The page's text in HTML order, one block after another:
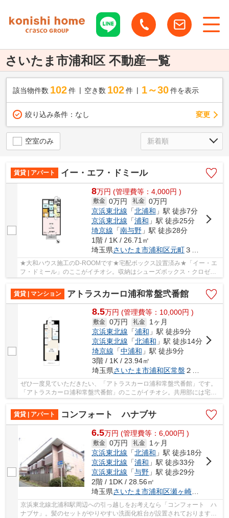
さいたま市浦和区 不動産一覧
該当物件数 102件 空き数 102 件 1～30 件を表示
絞り込み条件： なし 変更
空室のみ
賃貸 | アパート イー・エフ・ドミール
8万円 (管理費等：4,000円 )
敷金 0万円 礼金 0万円
京浜東北線 「北浦和 」駅 徒歩7分
京浜東北線 「浦和 」駅 徒歩25分
埼京線 「南与野」駅 徒歩28分
1階 / 1K / 26.71㎡
埼玉県さいたま市浦和区元町３丁目９-１１
★大和ハウス施工のD-ROOMです★宅配ボックス設置済み★「イー・エ
フ・ドミール」のここがイチオシ。収納はシューズボックス・クロゼッ
トなどが備え付けられているので、衣類や日用品の収...
賃貸 | マンション
アトラスカーロ浦和常盤弐番館
8.5万円 (管理費等：10,000円 )
敷金 0万円 礼金
1ヶ月
京浜東北線 「浦和 」駅 徒歩9分
京浜東北線 「北浦和 」駅 徒歩14分
埼京線 「中浦和 」駅 徒歩9分
3階 / 1K / 23.94㎡
埼玉県さいたま市浦和区常盤 ２丁目９-２５
ぜひ一度見ていただきたい、「アトラスカーロ浦和常盤弐番館」です。
「アトラスカーロ浦和常盤弐番館」のここがイチオシ。共用部には宅配
賃貸 | アパート
コンフォート ハナブサ
6.5万円 (管理費等：6,000円 )
敷金 0万円 礼金
1ヶ月
京浜東北線 「北浦和 」駅 徒歩18分
京浜東北線 「浦和 」駅 徒歩33分
京浜東北線 「与野 」駅 徒歩29分
2階 / 1DK / 28.56㎡
埼玉県さいたま市浦和区瀬ヶ崎２丁目１-
京浜東北線北浦和駅周辺への引っ越しをお考えなら「コンフォート ハ
ナブサ」。髪のセットがやりやすい洗面化粧台が設置されております。